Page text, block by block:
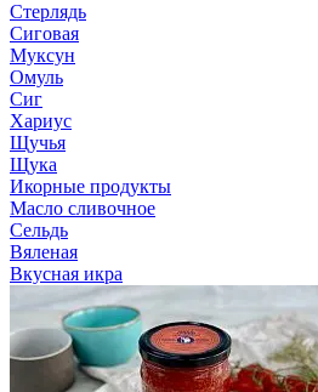
Стерлядь
Сиговая
Муксун
Омуль
Сиг
Хариус
Щучья
Щука
Икорные продукты
Масло сливочное
Сельдь
Вяленая
Вкусная икра